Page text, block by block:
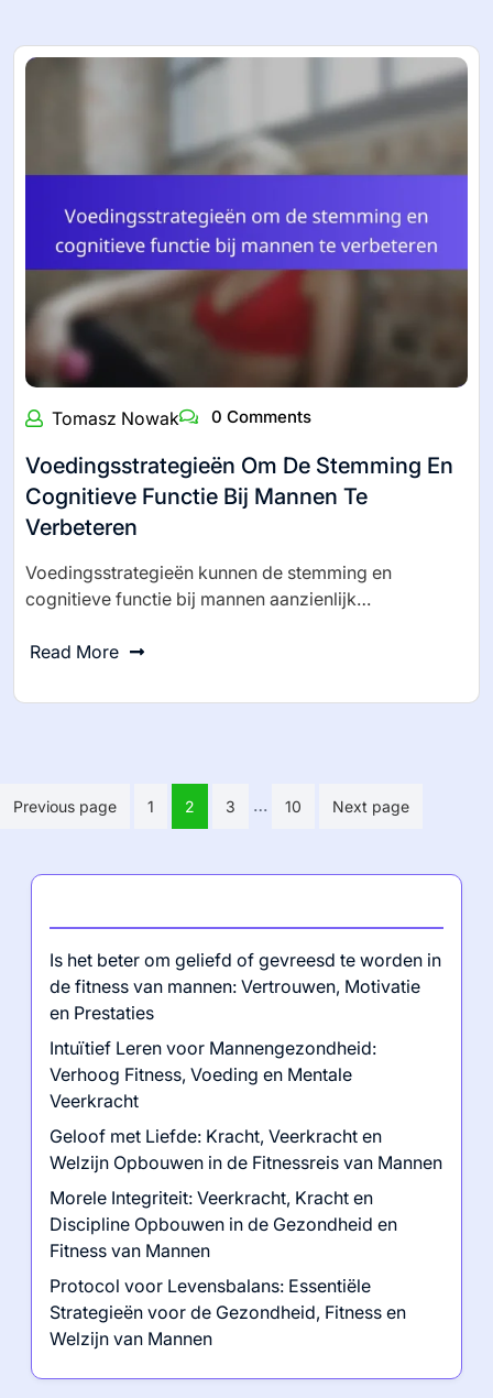
Tomasz Nowak 0 Comments
Voedingsstrategieën Om De Stemming En
Cognitieve Functie Bij Mannen Te
Verbeteren
Voedingsstrategieën kunnen de stemming en
cognitieve functie bij mannen aanzienlijk…
Read More
Posts
Previous page 1 2 3 … 10 Next page
Is het beter om geliefd of gevreesd te worden in
de fitness van mannen: Vertrouwen, Motivatie
en Prestaties
Intuïtief Leren voor Mannengezondheid:
Verhoog Fitness, Voeding en Mentale
Veerkracht
Geloof met Liefde: Kracht, Veerkracht en
Welzijn Opbouwen in de Fitnessreis van Mannen
Morele Integriteit: Veerkracht, Kracht en
Discipline Opbouwen in de Gezondheid en
Fitness van Mannen
Protocol voor Levensbalans: Essentiële
Strategieën voor de Gezondheid, Fitness en
Welzijn van Mannen